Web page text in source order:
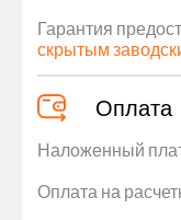
Гарантия
скрытым
Оплата
Наложенный
Оплата на